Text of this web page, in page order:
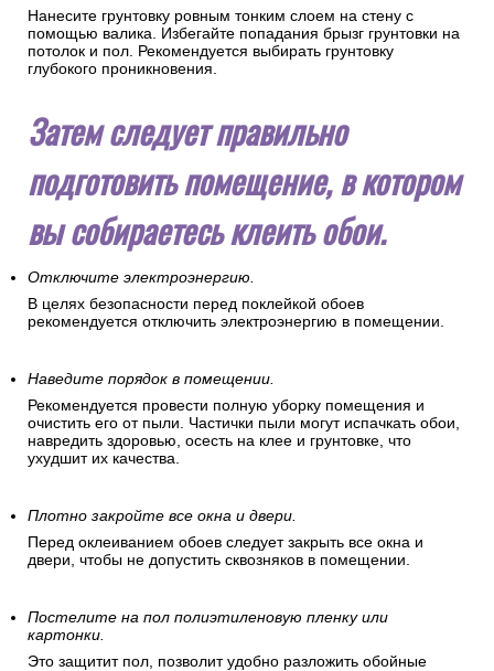
Нанесите грунтовку ровным тонким слоем на стену с
помощью валика. Избегайте попадания брызг грунтовки на
потолок и пол. Рекомендуется выбирать грунтовку
глубокого проникновения.
Затем следует правильно
подготовить помещение, в котором
вы собираетесь клеить обои.
Отключите электроэнергию.
В целях безопасности перед поклейкой обоев
рекомендуется отключить электроэнергию в помещении.
Наведите порядок в помещении.
Рекомендуется провести полную уборку помещения и
очистить его от пыли. Частички пыли могут испачкать обои,
навредить здоровью, осесть на клее и грунтовке, что
ухудшит их качества.
Плотно закройте все окна и двери.
Перед оклеиванием обоев следует закрыть все окна и
двери, чтобы не допустить сквозняков в помещении.
Постелите на пол полиэтиленовую пленку или
картонки.
Это защитит пол, позволит удобно разложить обойные